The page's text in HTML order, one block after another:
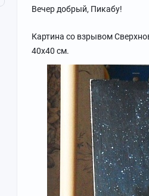
Вечер добрый, Пикабу!
Картина со взрывом
40х40 см.